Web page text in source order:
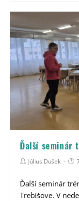
Ďalší seminár
Július Dušek
Ďalší seminár
Trebišove. V